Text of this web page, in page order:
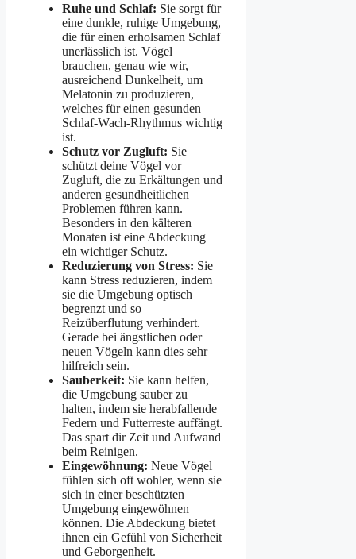
Ruhe und Schlaf: Sie sorgt für
eine dunkle, ruhige Umgebung,
die für einen erholsamen Schlaf
unerlässlich ist. Vögel
brauchen, genau wie wir,
ausreichend Dunkelheit, um
Melatonin zu produzieren,
welches für einen gesunden
Schlaf-Wach-Rhythmus wichtig
ist.
Schutz vor Zugluft: Sie
schützt deine Vögel vor
Zugluft, die zu Erkältungen und
anderen gesundheitlichen
Problemen führen kann.
Besonders in den kälteren
Monaten ist eine Abdeckung
ein wichtiger Schutz.
Reduzierung von Stress: Sie
kann Stress reduzieren, indem
sie die Umgebung optisch
begrenzt und so
Reizüberflutung verhindert.
Gerade bei ängstlichen oder
neuen Vögeln kann dies sehr
hilfreich sein.
Sauberkeit: Sie kann helfen,
die Umgebung sauber zu
halten, indem sie herabfallende
Federn und Futterreste auffängt.
Das spart dir Zeit und Aufwand
beim Reinigen.
Eingewöhnung: Neue Vögel
fühlen sich oft wohler, wenn sie
sich in einer beschützten
Umgebung eingewöhnen
können. Die Abdeckung bietet
ihnen ein Gefühl von Sicherheit
und Geborgenheit.